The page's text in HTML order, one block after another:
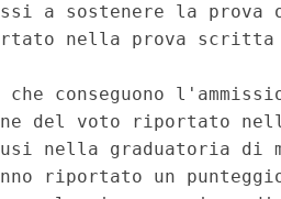
a sostenere la prova
nella prova
che conseguono
del voto riportato
nella graduatoria di
riportato un